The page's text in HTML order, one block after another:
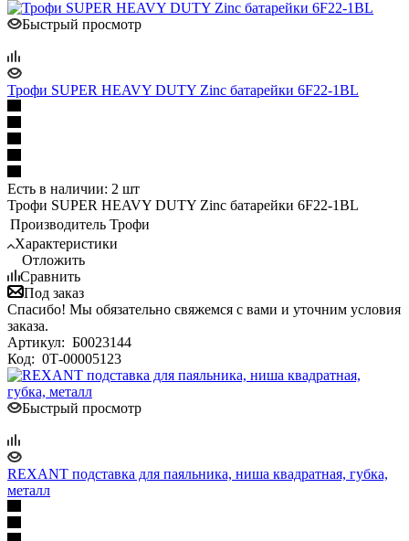
Быстрый просмотр
Трофи SUPER HEAVY DUTY Zinc батарейки 6F22-1BL
Есть в наличии: 2 шт
Трофи SUPER HEAVY DUTY Zinc батарейки 6F22-1BL
Производитель Трофи
Характеристики
Отложить
Сравнить
Под заказ
Спасибо! Мы обязательно свяжемся с вами и уточним условия
заказа.
Артикул: Б0023144
Код: 0Т-00005123
Быстрый просмотр
REXANT подставка для паяльника, ниша квадратная, губка,
металл